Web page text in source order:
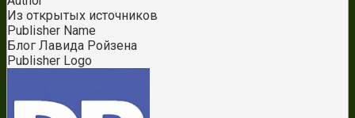
Из открытых источников
Publisher Name
Блог Лавида Ройзена
Publisher Logo